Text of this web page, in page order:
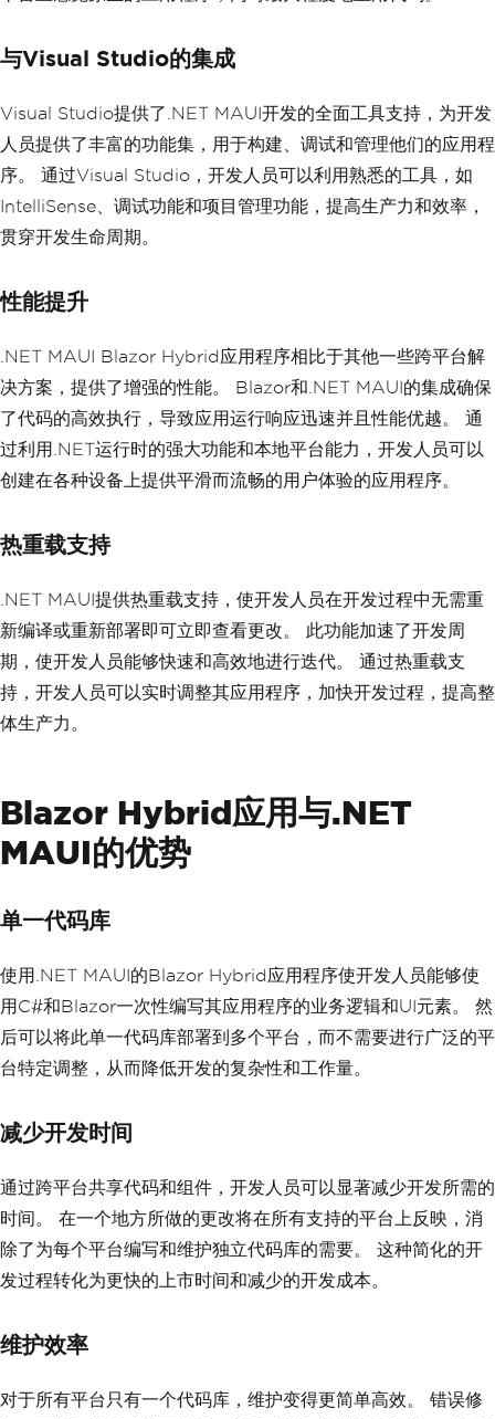
与Visual Studio的集成
Visual Studio提供了.NET MAUI开发的全面工具支持，为开发
人员提供了丰富的功能集，用于构建、调试和管理他们的应用程
序。 通过Visual Studio，开发人员可以利用熟悉的工具，如
IntelliSense、调试功能和项目管理功能，提高生产力和效率，
贯穿开发生命周期。
性能提升
.NET MAUI Blazor Hybrid应用程序相比于其他一些跨平台解
决方案，提供了增强的性能。 Blazor和.NET MAUI的集成确保
了代码的高效执行，导致应用运行响应迅速并且性能优越。 通
过利用.NET运行时的强大功能和本地平台能力，开发人员可以
创建在各种设备上提供平滑而流畅的用户体验的应用程序。
热重载支持
.NET MAUI提供热重载支持，使开发人员在开发过程中无需重
新编译或重新部署即可立即查看更改。 此功能加速了开发周
期，使开发人员能够快速和高效地进行迭代。 通过热重载支
持，开发人员可以实时调整其应用程序，加快开发过程，提高整
体生产力。
Blazor Hybrid应用与.NET
MAUI的优势
单一代码库
使用.NET MAUI的Blazor Hybrid应用程序使开发人员能够使
用C#和Blazor一次性编写其应用程序的业务逻辑和UI元素。 然
后可以将此单一代码库部署到多个平台，而不需要进行广泛的平
台特定调整，从而降低开发的复杂性和工作量。
减少开发时间
通过跨平台共享代码和组件，开发人员可以显著减少开发所需的
时间。 在一个地方所做的更改将在所有支持的平台上反映，消
除了为每个平台编写和维护独立代码库的需要。 这种简化的开
发过程转化为更快的上市时间和减少的开发成本。
维护效率
对于所有平台只有一个代码库，维护变得更简单高效。 错误修